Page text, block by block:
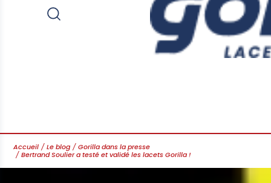
Accueil Le blog
Gorilla dans la presse
Bertrand Soulier a testé et validé les lacets Gorilla !